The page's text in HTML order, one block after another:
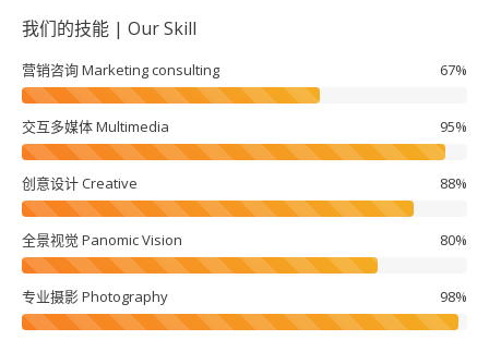
我们的技能 | Our Skill
营销咨询 Marketing consulting 67%
交互多媒体 Multimedia 95%
创意设计 Creative 88%
全景视觉 Panomic Vision 80%
专业摄影 Photography 98%